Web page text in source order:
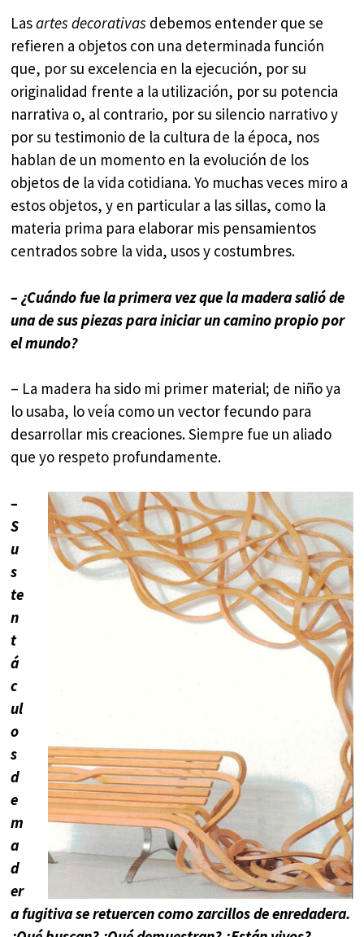
Lasartes decorativas debemos entender que se
refieren a objetos con una determinada función
que, por su excelencia en la ejecución, por su
originalidad frente a la utilización, por su potencia
narrativa o, al contrario, por su silencio narrativo y
por su testimonio de la cultura de la época, nos
hablan de un momento en la evolución de los
objetos de la vida cotidiana. Yo muchas veces miro a
estos objetos, y en particular a las sillas, como la
materia prima para elaborar mis pensamientos
centrados sobre la vida, usos y costumbres.
– ¿Cuándo fue la primera vez que la madera salió de
una de sus piezas para iniciar un camino propio por
el mundo?
– La madera ha sido mi primer material; de niño ya
lo usaba, lo veía como un vector fecundo para
desarrollar mis creaciones. Siempre fue un aliado
que yo respeto profundamente.
–
S
u
s
te
n
t
á
c
ul
o
s
d
e
m
a
d
er
a fugitiva se retuercen como zarcillos de enredadera.